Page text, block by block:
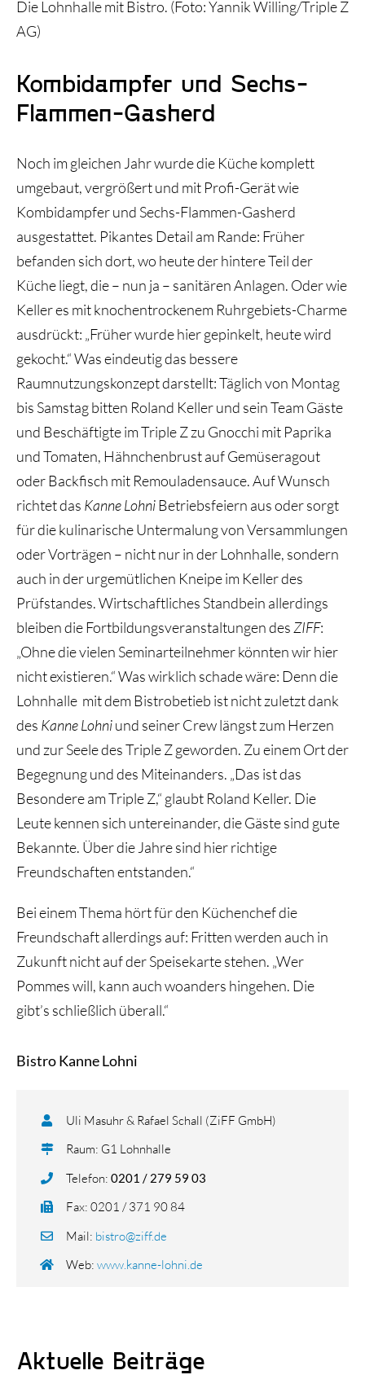
Die Lohnhalle mit Bistro. (Foto: Yannik Willing/Triple Z
AG)
Kombidampfer und Sechs-
Flammen-Gasherd
Noch im gleichen Jahr wurde die Küche komplett
umgebaut, vergrößert und mit Profi-Gerät wie
Kombidampfer und Sechs-Flammen-Gasherd
ausgestattet. Pikantes Detail am Rande: Früher
befanden sich dort, wo heute der hintere Teil der
Küche liegt, die – nun ja – sanitären Anlagen. Oder wie
Keller es mit knochentrockenem Ruhrgebiets-Charme
ausdrückt: „Früher wurde hier gepinkelt, heute wird
gekocht.“ Was eindeutig das bessere
Raumnutzungskonzept darstellt: Täglich von Montag
bis Samstag bitten Roland Keller und sein Team Gäste
und Beschäftigte im Triple Z zu Gnocchi mit Paprika
und Tomaten, Hähnchenbrust auf Gemüseragout
oder Backfisch mit Remouladensauce. Auf Wunsch
richtet das Kanne LohniBetriebsfeiern aus oder sorgt
für die kulinarische Untermalung von Versammlungen
oder Vorträgen – nicht nur in der Lohnhalle, sondern
auch in der urgemütlichen Kneipe im Keller des
Prüfstandes. Wirtschaftliches Standbein allerdings
bleiben die Fortbildungsveranstaltungen des ZIFF:
„Ohne die vielen Seminarteilnehmer könnten wir hier
nicht existieren.“ Was wirklich schade wäre: Denn die
Lohnhalle mit dem Bistrobetieb ist nicht zuletzt dank
des Kanne Lohniund seiner Crew längst zum Herzen
und zur Seele des Triple Z geworden. Zu einem Ort der
Begegnung und des Miteinanders. „Das ist das
Besondere am Triple Z,“ glaubt Roland Keller. Die
Leute kennen sich untereinander, die Gäste sind gute
Bekannte. Über die Jahre sind hier richtige
Freundschaften entstanden.“
Bei einem Thema hört für den Küchenchef die
Freundschaft allerdings auf: Fritten werden auch in
Zukunft nicht auf der Speisekarte stehen. „Wer
Pommes will, kann auch woanders hingehen. Die
gibt’s schließlich überall.“
Bistro Kanne Lohni
Uli Masuhr & Rafael Schall (ZiFF GmbH)
Raum: G1 Lohnhalle
Telefon: 0201 / 279 59 03
Fax: 0201 / 371 90 84
Mail: bistro@ziff.de
Web: www.kanne-lohni.de
Aktuelle Beiträge